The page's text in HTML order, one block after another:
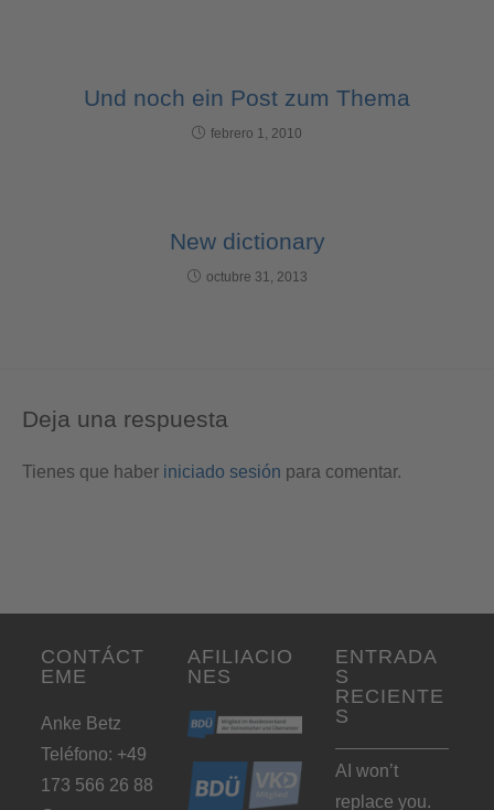
Und noch ein Post zum Thema
febrero 1, 2010
New dictionary
octubre 31, 2013
Deja una respuesta
Tienes que haber iniciado sesión para comentar.
CONTÁCT
EME
Anke Betz
Teléfono: +49
173 566 26 88
AFILIACIO
NES
ENTRADA
S
RECIENTE
S
AI won’t
replace you.